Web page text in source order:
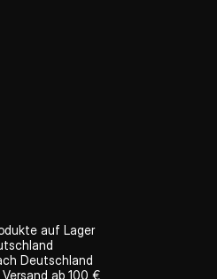
auf Lager
Deutschland
ab 100 €